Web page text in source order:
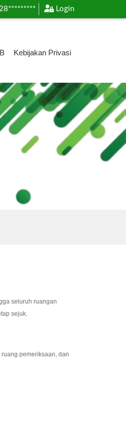
Login
Kebijakan Privasi
seluruh ruangan
sejuk.
pemeriksaan, dan